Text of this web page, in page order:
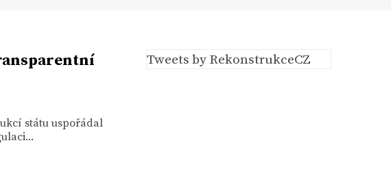
státu uspořádal
Tweets by RekonstrukceCZ